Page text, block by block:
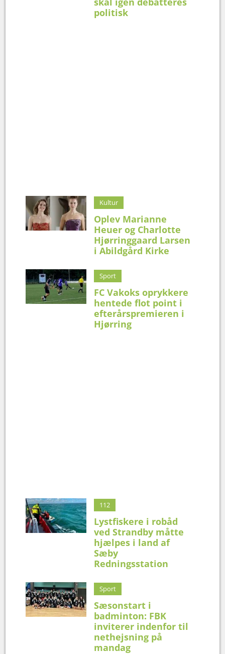
politisk
Kultur
Oplev Marianne
Heuer og Charlotte
Hjørringgaard Larsen
i Abildgård Kirke
Sport
FC Vakoks oprykkere
hentede flot point i
efterårspremieren i
Hjørring
112
Lystfiskere i robåd
ved Strandby måtte
hjælpes i land af
Sæby
Redningsstation
Sport
Sæsonstart i
badminton: FBK
inviterer indenfor til
nethejsning på
mandag